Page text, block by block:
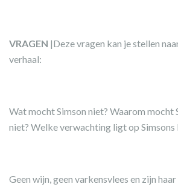
VRAGEN |Deze vragen kan je stellen
verhaal:
Wat mocht Simson niet? Waarom mocht
niet? Welke verwachting ligt op Simsons
Geen wijn, geen varkensvlees en zijn